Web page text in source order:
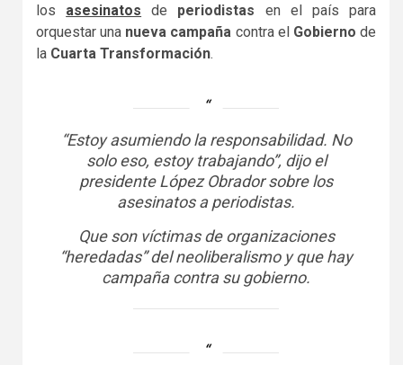
los asesinatos de periodistas en el país para
orquestar una nueva campaña contra el Gobierno de
la Cuarta Transformación.
“Estoy asumiendo la responsabilidad. No
solo eso, estoy trabajando”, dijo el
presidente López Obrador sobre los
asesinatos a periodistas.
Que son víctimas de organizaciones
“heredadas” del neoliberalismo y que hay
campaña contra su gobierno.